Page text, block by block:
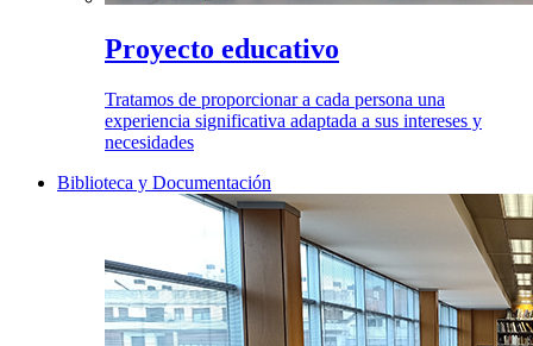
Proyecto educativo
Tratamos de proporcionar a cada persona una
experiencia significativa adaptada a sus intereses y
necesidades
Biblioteca y Documentación